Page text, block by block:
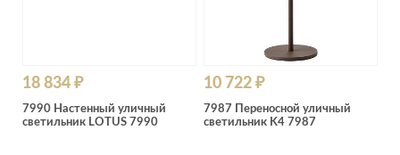
18 834 ₽
7990 Настенный уличный
светильник LOTUS 7990
10 722 ₽
7987 Переносной уличный
светильник K4 7987